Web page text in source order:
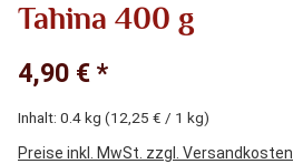
Tahina 400 g
4,90 € *
Inhalt: 0.4 kg (12,25 € / 1 kg)
Preise inkl. MwSt. zzgl. Versandkosten